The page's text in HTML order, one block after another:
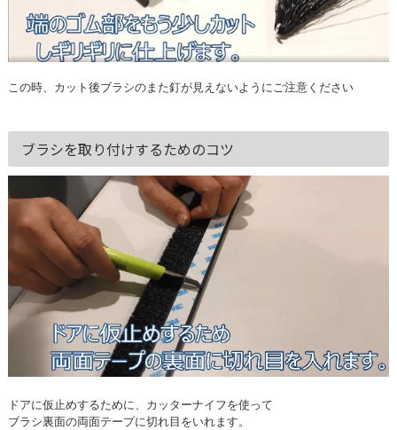
この時、カット後ブラシのまた釘が見えないようにご注意ください
ブラシを取り付けするためのコツ
ドアに仮止めするために、カッターナイフを使って
ブラシ裏面の両面テープに切れ目をいれます。